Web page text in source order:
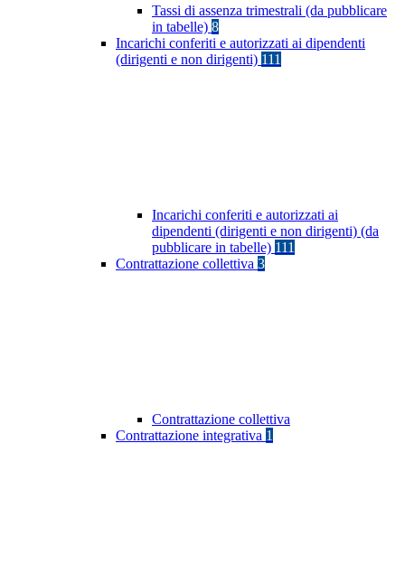
Tassi di assenza trimestrali (da pubblicare
in tabelle) 8
Incarichi conferiti e autorizzati ai dipendenti
(dirigenti e non dirigenti) 111
Incarichi conferiti e autorizzati ai
dipendenti (dirigenti e non dirigenti) (da
pubblicare in tabelle) 111
Contrattazione collettiva 3
Contrattazione collettiva
Contrattazione integrativa 1